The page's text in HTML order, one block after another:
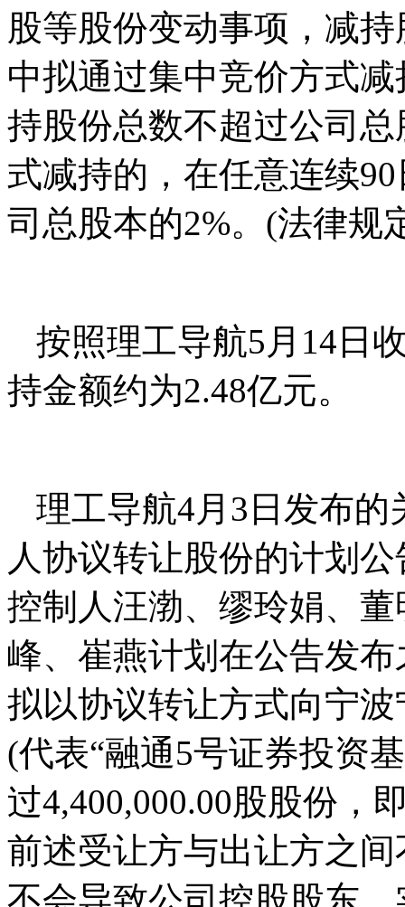
股等股份变动事项，减
中拟通过集中竞价方式
持股份总数不超过公司
式减持的，在任意连续
司总股本的2%。(法律规
按照理工导航5月14日
持金额约为2.48亿元。
理工导航4月3日发布
人协议转让股份的计划
控制人汪渤、缪玲娟、
峰、崔燕计划在公告发
拟以协议转让方式向宁
(代表“融通5号证券投资
过4,400,000.00股股份，
前述受让方与出让方之